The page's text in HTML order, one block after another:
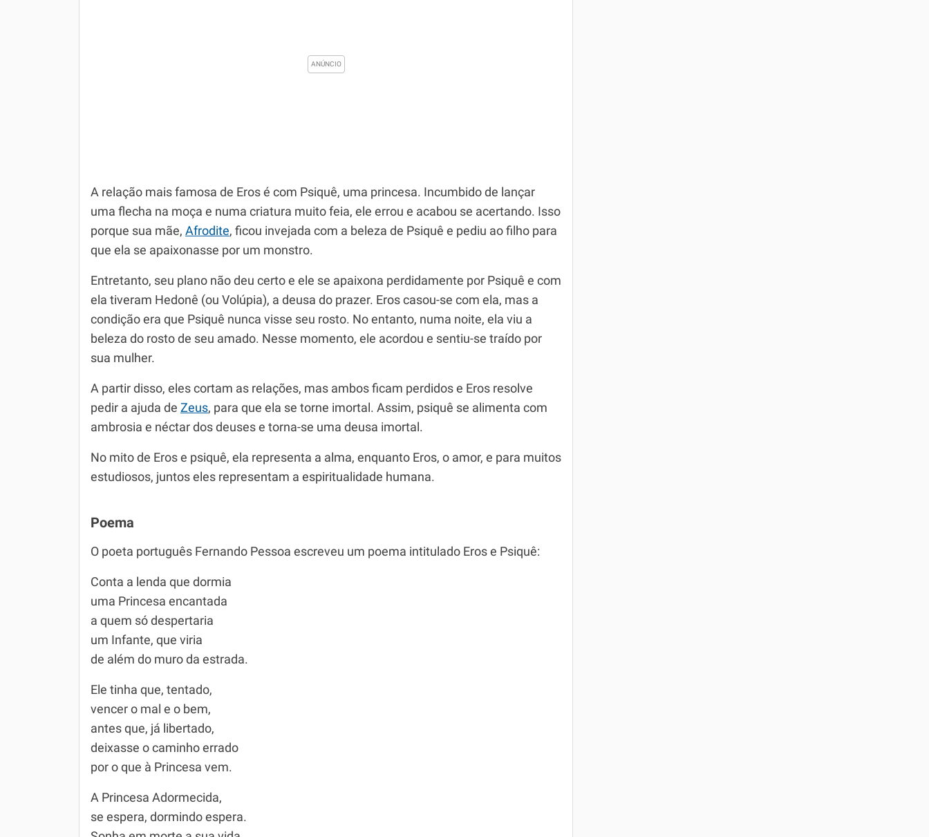
A relação mais famosa de Eros é com Psiquê, uma princesa. Incumbido de lançar
uma flecha na moça e numa criatura muito feia, ele errou e acabou se acertando. Isso
porque sua mãe, Afrodite, ficou invejada com a beleza de Psiquê e pediu ao filho para
que ela se apaixonasse por um monstro.
Entretanto, seu plano não deu certo e ele se apaixona perdidamente por Psiquê e com
ela tiveram Hedonê (ou Volúpia), a deusa do prazer. Eros casou-se com ela, mas a
condição era que Psiquê nunca visse seu rosto. No entanto, numa noite, ela viu a
beleza do rosto de seu amado. Nesse momento, ele acordou e sentiu-se traído por
sua mulher.
A partir disso, eles cortam as relações, mas ambos ficam perdidos e Eros resolve
pedir a ajuda de Zeus, para que ela se torne imortal. Assim, psiquê se alimenta com
ambrosia e néctar dos deuses e torna-se uma deusa imortal.
No mito de Eros e psiquê, ela representa a alma, enquanto Eros, o amor, e para muitos
estudiosos, juntos eles representam a espiritualidade humana.
Poema
O poeta português Fernando Pessoa escreveu um poema intitulado Eros e Psiquê:
Conta a lenda que dormia
uma Princesa encantada
a quem só despertaria
um Infante, que viria
de além do muro da estrada.
Ele tinha que, tentado,
vencer o mal e o bem,
antes que, já libertado,
deixasse o caminho errado
por o que à Princesa vem.
A Princesa Adormecida,
se espera, dormindo espera.